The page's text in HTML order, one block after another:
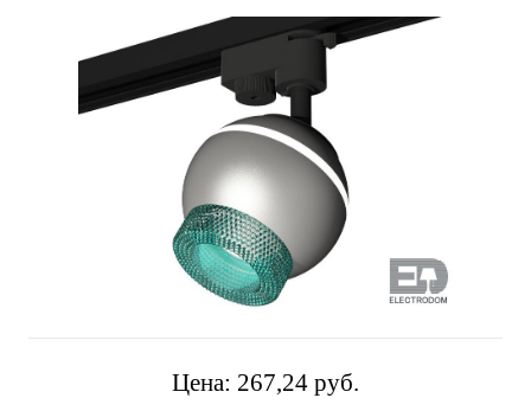
Цена: 267,24 pуб.